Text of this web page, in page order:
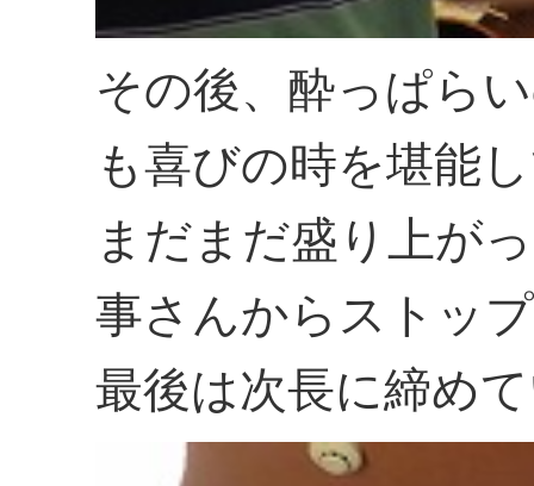
その後、酔っぱら
も喜びの時を堪能
まだまだ盛り上が
事さんからストッ
最後は次長に締め